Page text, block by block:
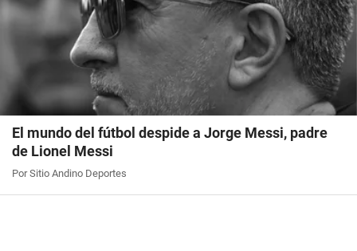
El mundo del fútbol despide a Jorge Messi, padre
de Lionel Messi
Por Sitio Andino Deportes